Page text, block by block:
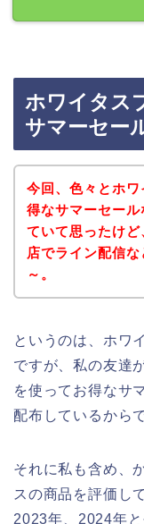
ホワイタス
サマーセー
今回、色々とホ
得なサマーセー
ていて思ったけ
店でライン配信
～。
というのは、ホワ
ですが、私の友達
を使ってお得なサ
配布しているから
それに私も含め、
スの商品を評価し
2023年、2024年